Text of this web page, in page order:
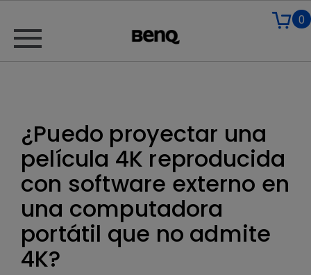
0
¿Puedo proyectar una
película 4K reproducida
con software externo en
una computadora
portátil que no admite
4K?